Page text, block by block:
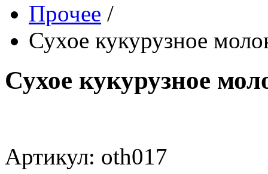
Прочее /
Сухое кукурузное
Сухое кукурузное
Артикул: oth017